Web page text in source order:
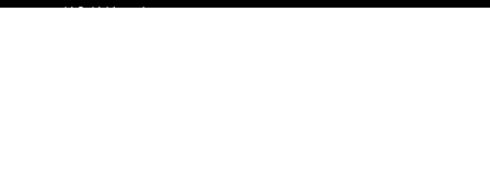
フード&ドリンク